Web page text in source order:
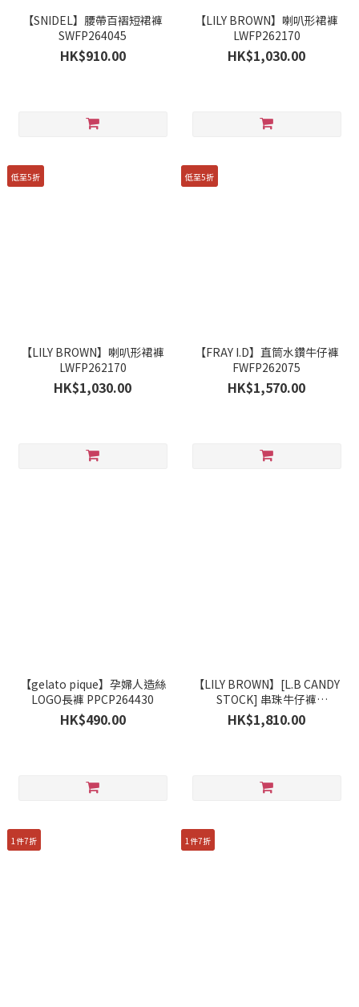
【SNIDEL】腰帶百褶短裙褲
SWFP264045
HK$910.00
【LILY BROWN】喇叭形裙褲
LWFP262170
HK$1,030.00
低至5折
【LILY BROWN】喇叭形裙褲
LWFP262170
HK$1,030.00
低至5折
【FRAY I.D】直筒水鑽牛仔褲
FWFP262075
HK$1,570.00
【gelato pique】孕婦人造絲
LOGO長褲 PPCP264430
HK$490.00
【LILY BROWN】[L.B CANDY
STOCK] 串珠牛仔褲
LWFP264803
HK$1,810.00
1件7折 1件7折